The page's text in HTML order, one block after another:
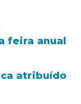
feira anual
atribuído